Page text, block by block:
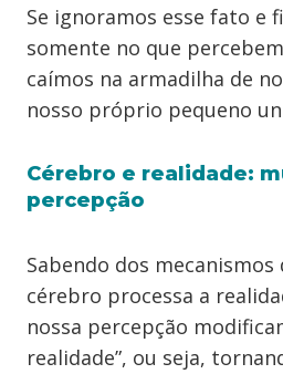
Se ignoramos esse fato e
somente no que
caímos na armadilha de
nosso próprio pequeno
Cérebro e realidade:
percepção
Sabendo dos mecanismos
cérebro processa a
nossa percepção
realidade”, ou seja,